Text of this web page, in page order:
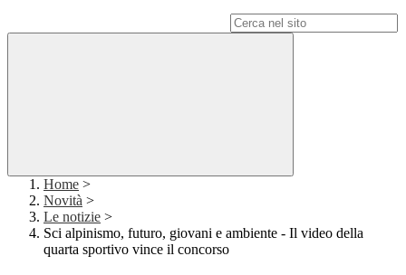
Home >
Novità >
Le notizie >
Sci alpinismo, futuro, giovani e ambiente - Il video della
quarta sportivo vince il concorso